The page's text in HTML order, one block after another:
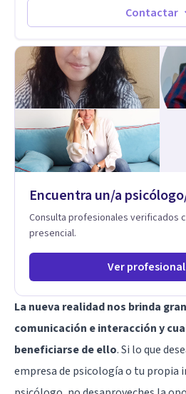
de lunes a sabado. el costo de cada
el primer contacto
Contactar
Encuentra un/a
Consulta profesionales verificados
presencial.
Ver
La nueva realidad nos brinda
comunicación e interacción y
beneficiarse de ello. Si lo que
empresa de psicología o tu propia